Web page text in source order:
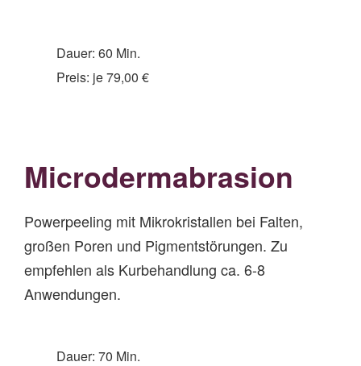
Dauer: 60 Min.
Preis: je 79,00 €
Microdermabrasion
Powerpeeling mit Mikrokristallen bei Falten,
großen Poren und Pigmentstörungen. Zu
empfehlen als Kurbehandlung ca. 6-8
Anwendungen.
Dauer: 70 Min.